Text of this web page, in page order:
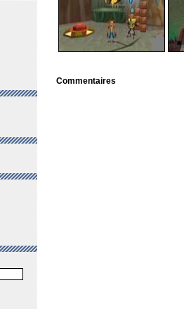
Commentaires